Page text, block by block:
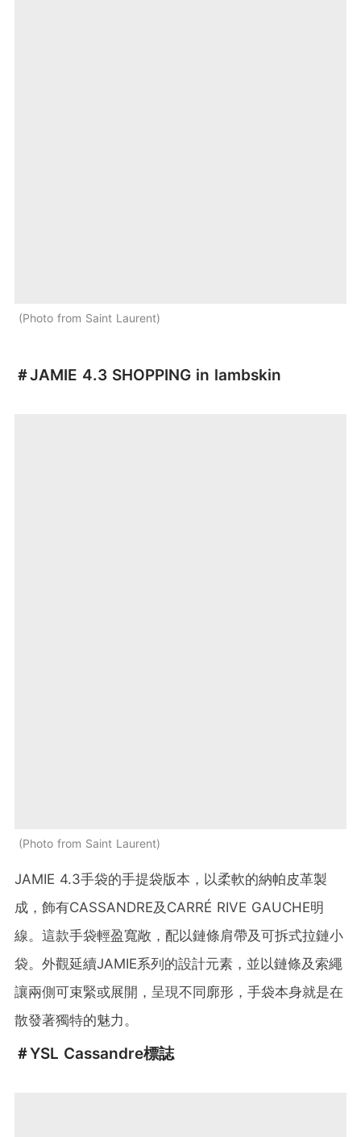
Photo from Saint Laurent
＃JAMIE 4.3 SHOPPING in lambskin
Photo from Saint Laurent
JAMIE 4.3手袋的手提袋版本，以柔軟的納帕皮革製
成，飾有CASSANDRE及CARRÉ RIVE GAUCHE明
線。這款手袋輕盈寬敞，配以鏈條肩帶及可拆式拉鏈小
袋。外觀延續JAMIE系列的設計元素，並以鏈條及索繩
讓兩側可束緊或展開，呈現不同廓形，手袋本身就是在
散發著獨特的魅力。
＃YSL Cassandre標誌